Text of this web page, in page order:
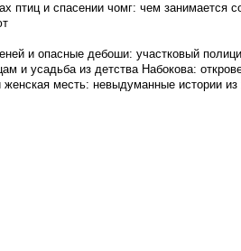
птиц и спасении чомг: чем занимается
и опасные дебоши: участковый
и усадьба из детства Набокова:
месть: невыдуманные истории из